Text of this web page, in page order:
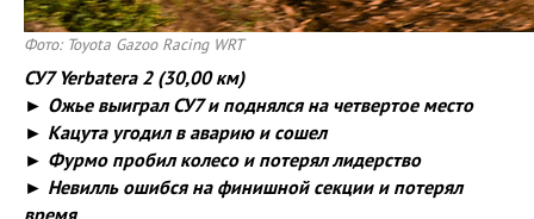
Фото: Toyota Gazoo Racing WRT
СУ7 Yerbatera2 (30,00 км)
► Ожье выиграл СУ7 и поднялся на четвертое место
► Кацута угодил в аварию и сошел
► Фурмо пробил колесо и потерял лидерство
► Невилль ошибся на финишной секции и потерял
время